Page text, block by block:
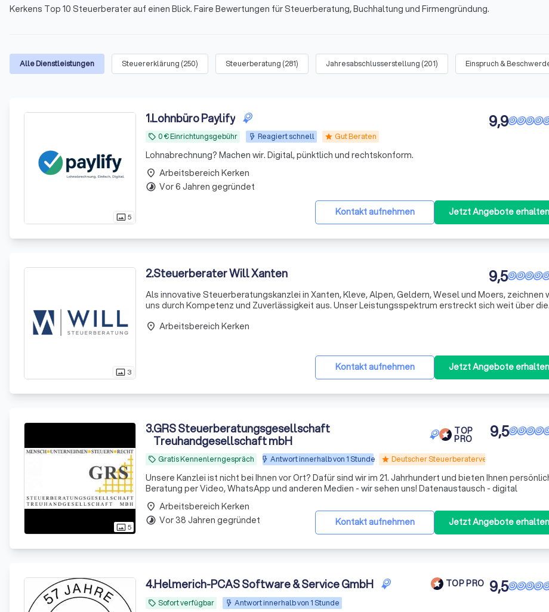
Kerkens Top 10 Steuerberater auf einen Blick. Faire Bewertungen für Steuerberatung, Buchhaltung und Firmengründung.
Alle Dienstleistungen Steuererklärung (250) Steuerberatung (281) Jahresabschlusserstellung (201) Einspruch &
photo_size_select_actual5
1.Lohnbüro Paylify
local_offer 0 € Einrichtungsgebühr Reagiert schnell star Gut Beraten
9,9
Lohnabrechnung? Machen wir. Digital, pünktlich und rechtskonform.
Kontakt aufnehmen Jetzt Angebote erhalten
place Arbeitsbereich Kerken
timelapse Vor 6 Jahren gegründet
photo_size_select_actual 3
2.Steuerberater Will Xanten 9,5
Als innovative Steuerberatungskanzlei in Xanten, Kleve, Alpen, Geldern, Wesel und Moers, zeichnen
uns durch Kompetenz und Zuverlässigkeit aus. Unser Leistungsspektrum erstreckt sich weit über die
Kontakt aufnehmen Jetzt Angebote erhalten
place Arbeitsbereich Kerken
photo_size_select_actual5
3.GRS Steuerberatungsgesellschaft
Treuhandgesellschaft mbH
TOP
PRO
local_offer Gratis Kennenlerngespräch Antwort innerhalb von 1 Stunde star Deutscher Steuerberaterverband e.V.
9,5
Unsere Kanzlei ist nicht bei Ihnen vor Ort? Dafür sind wir im 21. Jahrhundert und bieten Ihnen
Beratung per Video, WhatsApp und anderen Medien - wir sehen uns! Datenaustausch - digital
Kontakt aufnehmen Jetzt Angebote erhalten
place Arbeitsbereich Kerken
timelapse Vor 38 Jahren gegründet
4.Helmerich-PCAS Software & Service GmbH TOP PRO
local_offer Sofort verfügbar Antwort innerhalb von 1 Stunde
9,5